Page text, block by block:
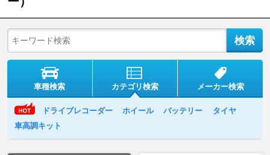
車種検索 カテゴリ検索 メーカー検索
ドライブレコーダー ホイール バッテリー
タイヤ
車高調キット